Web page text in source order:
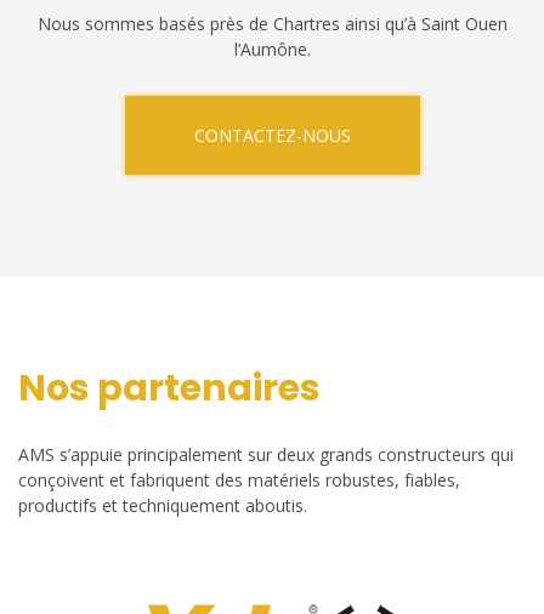
Nous sommes basés près de Chartres ainsi qu’à Saint Ouen
l’Aumône.
CONTACTEZ-NOUS
Nos partenaires
AMS s’appuie principalement sur deux grands constructeurs qui
conçoivent et fabriquent des matériels robustes, fiables,
productifs et techniquement aboutis.